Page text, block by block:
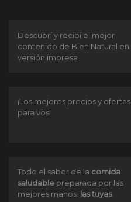
Descubrí y recibí el mejor
contenido de Bien Natural en
versión impresa
¡Los mejores precios y ofertas
para vos!
Todo el sabor de la comida
saludable preparada por las
mejores manos: las tuyas.